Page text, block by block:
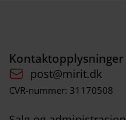
Kontaktopplysninger
post@mirit.dk
CVR-nummer: 31170508